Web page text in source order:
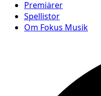
Premiärer
Spellistor
Om Fokus Musik